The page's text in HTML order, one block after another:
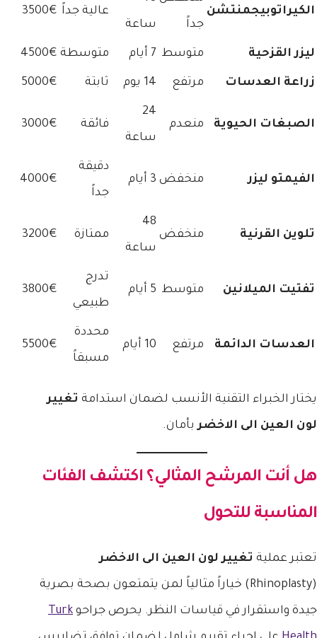
الكيراتوبيجمنتشن
جداً ساعة
عالية جداً 3500€
ليزر القزحية متوسط 7 أيام متوسطة 4500€
زراعة العدسات مرتفع 14 يوم ثابتة 5000€
الصبغات الحيوية منعدم
24
ساعة
فائقة 3000€
الفيمتو ليزر منخفض 3 أيام
دقيقة
جداً
4000€
تلوين القرنية منخفض
48
ساعة
ممتازة 3200€
تفتيت الميلانين متوسط 5 أيام
تدرج
طبيعي
3800€
العدسات الدائمة مرتفع 10 أيام
محددة
مسبقاً
5500€
يختار الخبراء التقنية الأنسب لضمان استدامة تغيير
لون العين الى الاخضربأمان.
هل أنت المرشح المثالي؟ اكتشف الفئات
المناسبة للتحول
تعتبر عملية تغيير لون العين الى الاخضر
(Rhinoplasty) خياراً مثالياً لمن يتمتعون بصحة بصرية
جيدة واستقرار في قياسات النظر. يحرص جراحو Turk